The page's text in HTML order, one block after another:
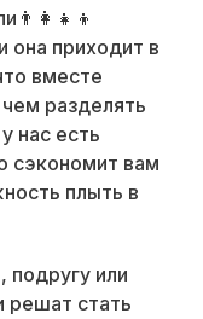
она приходит в
вместе
разделять
нас есть
сэкономит вам
плыть в
подругу или
решат стать